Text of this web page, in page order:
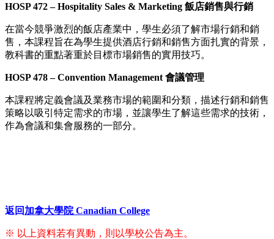
HOSP 472 – Hospitality Sales & Marketing 飯店銷售與行銷
在當今競爭激烈的飯店產業中，學生必須了解市場行銷和銷
售，本課程旨在為學生提供酒店行銷和銷售方面扎實的背景，
教科書的重點著重於目標市場銷售的實用技巧。
HOSP 478 – Convention Management 會議管理
本課程將定義會議及業務市場的範圍和分類，描述行銷和銷售
策略以吸引特定需求的市場，並讓學生了解這些需求的技術，
作為會議和集會服務的一部分。
返回 加拿大學院 Canadian College
※ 以上資料若有異動，則以學校公告為主。